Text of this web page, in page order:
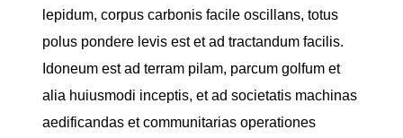
lepidum, corpus carbonis facile oscillans, totus
polus pondere levis est et ad tractandum facilis.
Idoneum est ad terram pilam, parcum golfum et
alia huiusmodi inceptis, et ad societatis machinas
aedificandas et communitarias operationes